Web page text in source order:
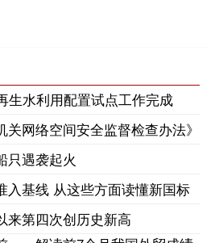
生水利用配置试点工作完成
网络空间安全监督检查办法》
只遇袭起火
入基线 从这些方面读懂新国标
来第四次创历史新高